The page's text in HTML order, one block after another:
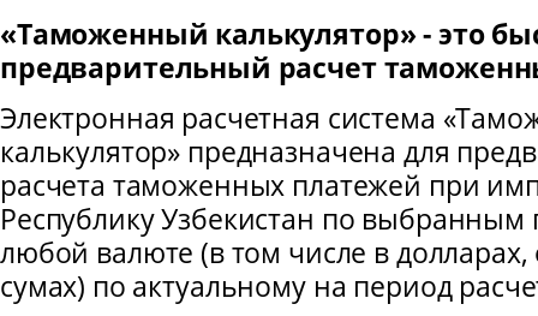
«Таможенный калькулятор» - это
предварительный расчет
Электронная расчетная система
калькулятор» предназначена для
расчета таможенных платежей при
Республику Узбекистан по
любой валюте (в том числе в долларах,
сумах) по актуальному на период